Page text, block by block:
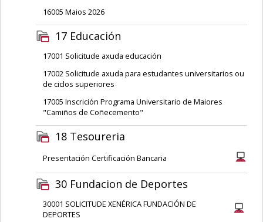
16005 Maios 2026
17 Educación
17001 Solicitude axuda educación
17002 Solicitude axuda para estudantes universitarios ou
de ciclos superiores
17005 Inscrición Programa Universitario de Maiores
"Camiños de Coñecemento"
18 Tesoureria
Presentación Certificación Bancaria
30 Fundacion de Deportes
30001 SOLICITUDE XENÉRICA FUNDACIÓN DE
DEPORTES